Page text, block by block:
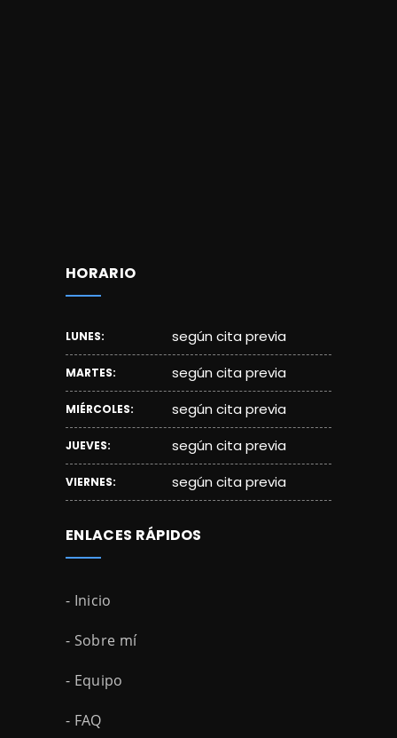
HORARIO
LUNES: según cita previa
MARTES: según cita previa
MIÉRCOLES: según cita previa
JUEVES: según cita previa
VIERNES: según cita previa
ENLACES RÁPIDOS
- Inicio
- Sobre mí
- Equipo
- FAQ